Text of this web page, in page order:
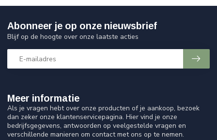
Meer informatie
Als je vragen hebt over onze producten of je aankoop, bezoek
dan zeker onze klantenservicepagina. Hier vind je onze
bedrijfsgegevens, antwoorden op veelgestelde vragen en
verschillende manieren om contact met ons op te nemen.
Abonneer je op onze nieuwsbrief
Blijf op de hoogte over onze laatste acties